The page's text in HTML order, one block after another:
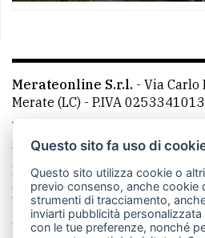
Merateonline S.r.l. - Via Carlo
Merate (LC) - P.IVA
Telefono:
mail:
La redazione
MerateOnline
Made by VIP
Privacy policy Cookie policy
Questo sito fa uso di
Questo sito utilizza cookie o
previo consenso, anche cookie
strumenti di tracciamento,
inviarti pubblicità
con le tue preferenze, nonché